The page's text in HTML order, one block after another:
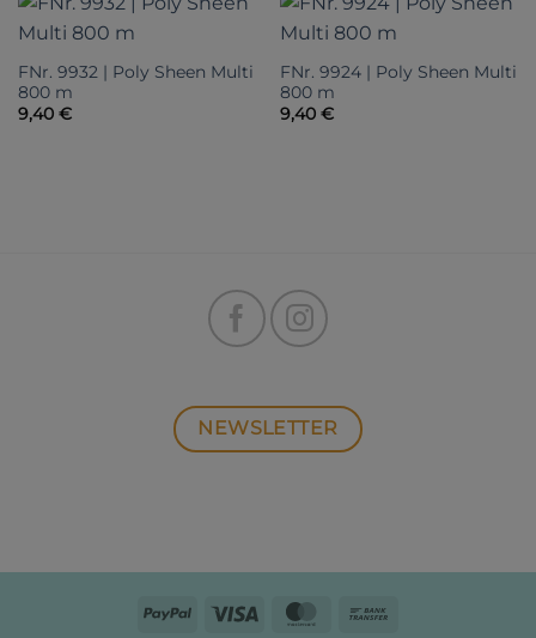
FNr. 9932 | Poly Sheen Multi
800 m
9,40 €
FNr. 9924 | Poly Sheen Multi
800 m
9,40 €
NEWSLETTER
PayPal Visa MasterCard